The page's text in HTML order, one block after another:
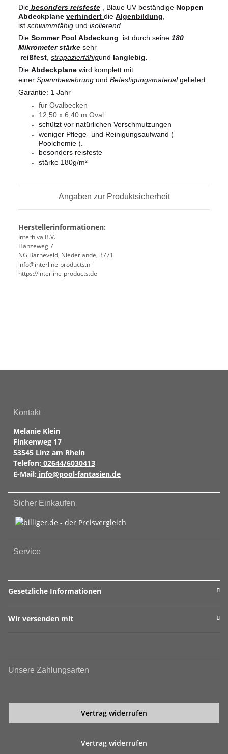
Die besonders reisfeste , Blaue UV beständige Noppen
Abdeckplane verhindert die Algenbildung
ist schwimmfähig und isolierend
Die Sommer Pool Abdeckung ist durch seine 180
Mikrometer stärke sehr
reißfest strapazierfähigund langlebig.
Die Abdeckplane wird komplett mit
einer Spannbewehrung und Befestigungsmaterialgeliefert.
Garantie: 1 Jahr
für Ovalbecken
12,50 x 6,40 m Oval
schützt vor natürlichen Verschmutzungen
weniger Pflege- und Reinigungsaufwand (
Poolchemie ).
besonders reisfeste
stärke 180g/m²
Angaben zur Produktsicherheit
Herstellerinformationen:
Interhiva B.V.
Hanzeweg 7
NG Barneveld, Niederlande, 3771
info@interline-products.nl
https://interline-products.de
Kontakt
Melanie Klein
Finkenweg 17
53545 Linz am Rhein
Telefon: 02644/6030413
E-Mail: info@pool-fantasien.de
Sicher Einkaufen
Service
Gesetzliche Informationen
Wir versenden mit
Unsere Zahlungsarten
Vertrag widerrufen
Vertrag widerrufen